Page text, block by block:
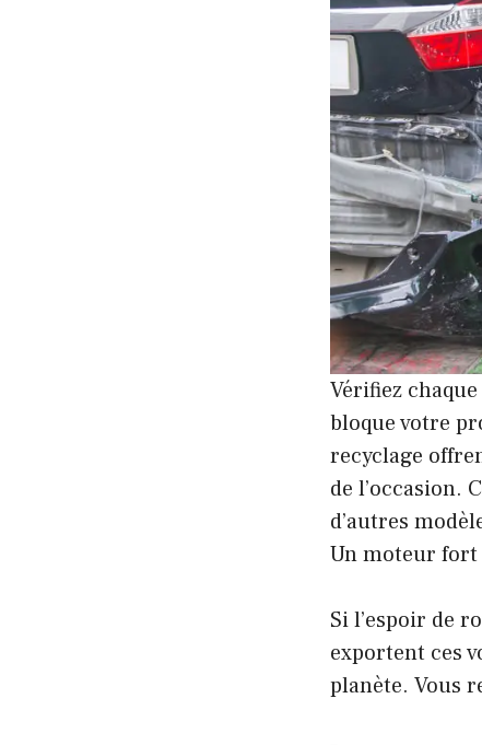
Vérifiez
bloque votre
recyclage
de l’occasion.
d’autres
Un moteur fort
Si l’espoir de
exportent ces
planète. Vous